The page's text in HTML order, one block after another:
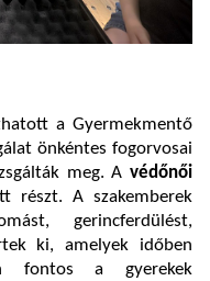
a Gyermekmentő
önkéntes fogorvosai
meg. A védőnői
részt. A szakemberek
gerincferdülést,
ki, amelyek időben
fontos a gyerekek